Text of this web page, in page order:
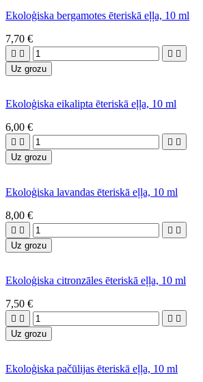
Ekoloģiska bergamotes ēteriskā eļļa, 10 ml
7,70 €
   
Uz grozu
Ekoloģiska eikalipta ēteriskā eļļa, 10 ml
6,00 €
   
Uz grozu
Ekoloģiska lavandas ēteriskā eļļa, 10 ml
8,00 €
   
Uz grozu
Ekoloģiska citronzāles ēteriskā eļļa, 10 ml
7,50 €
   
Uz grozu
Ekoloģiska pačūlijas ēteriskā eļļa, 10 ml